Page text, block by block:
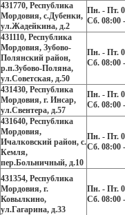
431770, Республика
Мордовия, с.Дубенки,
ул.Жадейкина, д.2
Пн. - Пт.
Сб. 08:00
431110, Республика
Мордовия, Зубово-
Полянский район,
р.п.Зубово-Поляна,
ул.Советская, д.50
Пн. - Пт.
Cб. 08:00
431430, Республика
Мордовия, г. Инсар,
ул.Свентера, д.57
Пн. - Пт.
Сб. 08:00
431640, Республика
Мордовия,
Ичалковский район, с.
Кемля,
пер.Больничный, д.10
Пн. - Пт.
Сб. 08:00
431354, Республика
Мордовия, г.
Ковылкино,
ул.Гагарина, д.33
Пн. - Пт.
Сб. 08:00